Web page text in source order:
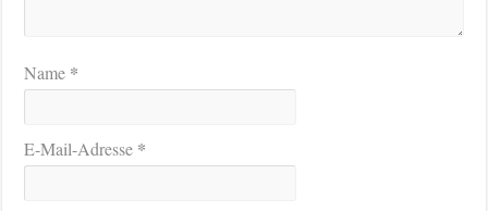
Name *
E-Mail-Adresse *